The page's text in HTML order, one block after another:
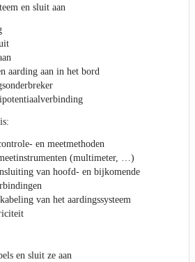
en sluit aan
aarding aan in het bord
en meetmethoden
(multimeter, …)
van hoofd- en bijkomende
van het aardingssysteem
en sluit ze aan